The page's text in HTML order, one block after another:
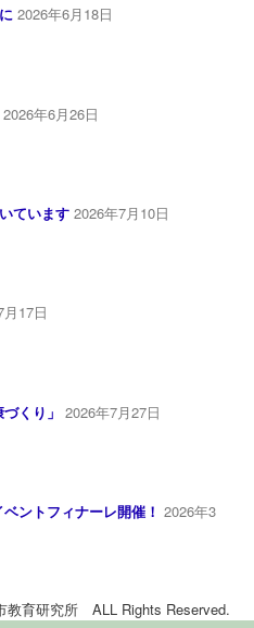
2026年6月18日
2026年6月26日
ています 2026年7月10日
17日
くり」 2026年7月27日
ントフィナーレ開催！ 2026年3
育研究所 ALL Rights Reserved.